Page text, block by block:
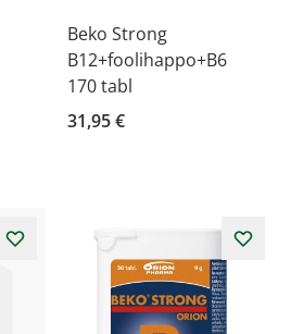
Beko Strong
B12+foolihappo+B6
170 tabl
31,95 €